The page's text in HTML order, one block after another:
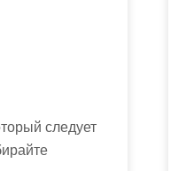
следует